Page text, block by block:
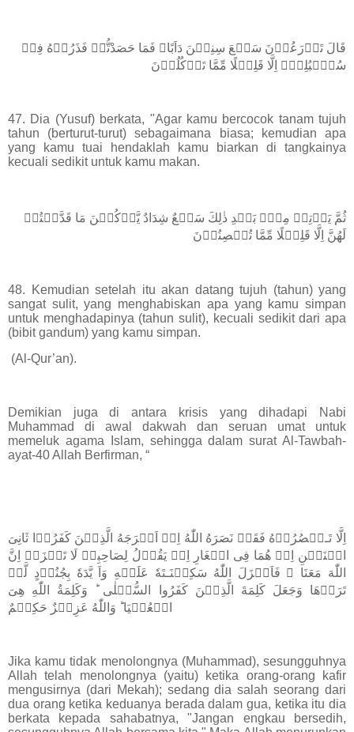
قَالَ تَزۡرَعُوۡنَ سَبۡعَ سِنِيۡنَ دَاَبًا‌ۚ فَمَا حَصَدْتُّمۡ فَذَرُوۡهُ فِىۡ
سُنۡۢبُلِهٖۤ اِلَّا قَلِيۡلًا مِّمَّا تَاۡكُلُوۡنَ
47. Dia (Yusuf) berkata, "Agar kamu bercocok tanam tujuh
tahun (berturut-turut) sebagaimana biasa; kemudian apa
yang kamu tuai hendaklah kamu biarkan di tangkainya
kecuali sedikit untuk kamu makan.
ثُمَّ يَاۡتِىۡ مِنۡۢ بَعۡدِ ذٰلِكَ سَبۡعٌ شِدَادٌ يَّاۡكُلۡنَ مَا قَدَّمۡتُمۡ
لَهُنَّ اِلَّا قَلِيۡلًا مِّمَّا تُحۡصِنُوۡنَ
48. Kemudian setelah itu akan datang tujuh (tahun) yang
sangat sulit, yang menghabiskan apa yang kamu simpan
untuk menghadapinya (tahun sulit), kecuali sedikit dari apa
(bibit gandum) yang kamu simpan.
(Al-Qur’an).
Demikian juga di antara krisis yang dihadapi Nabi
Muhammad di awal dakwah dan seruan umat untuk
memeluk agama Islam, sehingga dalam surat Al-Tawbah-
ayat-40 Allah Berfirman, “
اِلَّا تَـنۡصُرُوۡهُ فَقَدۡ نَصَرَهُ اللّٰهُ اِذۡ اَخۡرَجَهُ الَّذِيۡنَ كَفَرُوۡا ثَانِىَ
اثۡنَيۡنِ اِذۡ هُمَا فِى الۡغَارِ اِذۡ يَقُوۡلُ لِصَاحِبِهٖ لَا تَحۡزَنۡ اِنَّ
اللّٰهَ مَعَنَا ۚ فَاَنۡزَلَ اللّٰهُ سَكِيۡنَـتَهٗ عَلَيۡهِ وَاَ يَّدَهٗ بِجُنُوۡدٍ لَّمۡ
تَرَوۡهَا وَجَعَلَ كَلِمَةَ الَّذِيۡنَ كَفَرُوا السُّفۡلٰى ؕ وَكَلِمَةُ اللّٰهِ هِىَ
الۡعُلۡيَا ؕ وَاللّٰهُ عَزِيۡزٌ حَكِيۡمٌ
Jika kamu tidak menolongnya (Muhammad), sesungguhnya
Allah telah menolongnya (yaitu) ketika orang-orang kafir
mengusirnya (dari Mekah); sedang dia salah seorang dari
dua orang ketika keduanya berada dalam gua, ketika itu dia
berkata kepada sahabatnya, "Jangan engkau bersedih,